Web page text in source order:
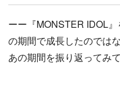
ーー『MONSTER IDOL
の期間で成長したのでは
あの期間を振り返ってみ